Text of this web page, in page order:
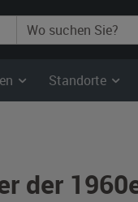
Standorte
der